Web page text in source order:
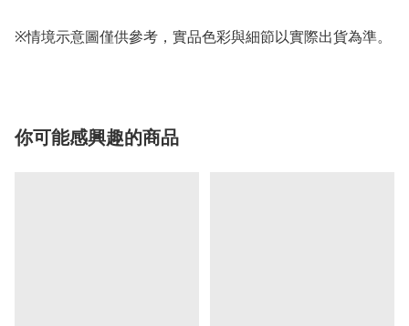
※情境示意圖僅供參考，實品色彩與細節以實際出貨為準。
你可能感興趣的商品